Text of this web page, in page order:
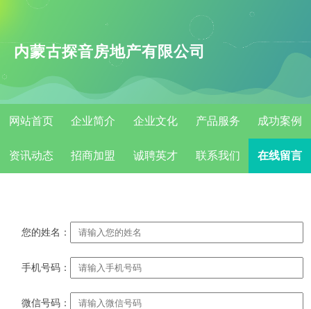
内蒙古探音房地产有限公司
网站首页 企业简介 企业文化 产品服务 成功案例
资讯动态 招商加盟 诚聘英才 联系我们 在线留言
您的姓名：
手机号码：
微信号码：